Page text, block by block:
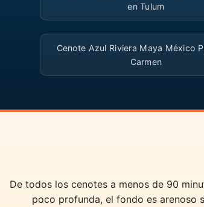
en Tulum
▶
Cenote Azul Riviera Maya México
Carmen
De todos los cenotes a menos de 90
poco profunda, el fondo es arenoso